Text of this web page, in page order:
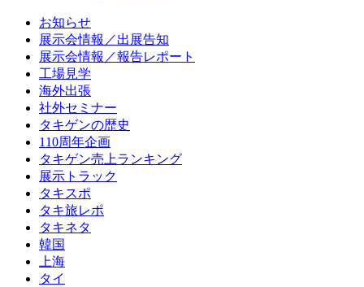
お知らせ
展示会情報／出展告知
展示会情報／報告レポート
工場見学
海外出張
社外セミナー
タキゲンの歴史
110周年企画
タキゲン売上ランキング
展示トラック
タキスポ
タキ旅レポ
タキネタ
韓国
上海
タイ